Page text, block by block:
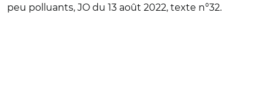
peu polluants, JO du 13 août 2022, texte n°32.